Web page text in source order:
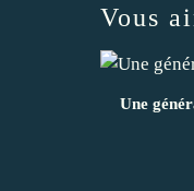
Vous
Une